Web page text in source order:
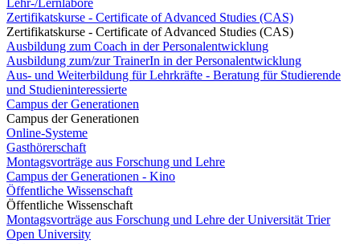
Lehr-/Lernlabore
Zertifikatskurse - Certificate of Advanced Studies (CAS)
Zertifikatskurse - Certificate of Advanced Studies (CAS)
Ausbildung zum Coach in der Personalentwicklung
Ausbildung zum/zur TrainerIn in der Personalentwicklung
Aus- und Weiterbildung für Lehrkräfte - Beratung für Studierende
und Studieninteressierte
Campus der Generationen
Campus der Generationen
Online-Systeme
Gasthörerschaft
Montagsvorträge aus Forschung und Lehre
Campus der Generationen - Kino
Öffentliche Wissenschaft
Öffentliche Wissenschaft
Montagsvorträge aus Forschung und Lehre der Universität Trier
Open University